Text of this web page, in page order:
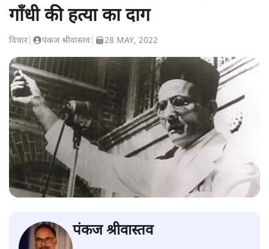
गाँधी की हत्या का दाग
विचार पंकज श्रीवास्तव 28 MAY, 2022
पंकज श्रीवास्तव